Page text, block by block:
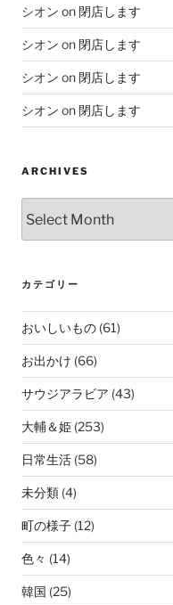
シオン on閉店します
シオン on閉店します
シオン on閉店します
シオン on閉店します
ARCHIVES
カテゴリー
おいしいもの(61)
お出かけ (66)
サウジアラビア (43)
大輔＆姫(253)
日常生活(58)
未分類(4)
町の様子(12)
色々 (14)
韓国 (25)